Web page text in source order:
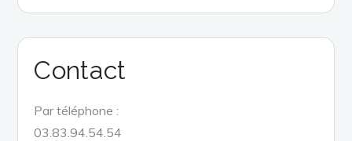
Contact
Par téléphone :
03.83.94.54.54